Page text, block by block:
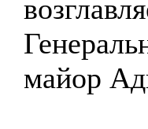
майор